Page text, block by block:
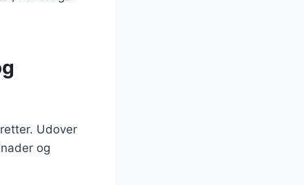
Udover
og